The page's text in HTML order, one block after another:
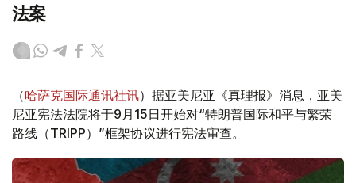
法案
（哈萨克国际通讯社讯）据亚美尼亚《真理报》消息，亚美
尼亚宪法法院将于9月15日开始对“特朗普国际和平与繁荣
路线（TRIPP）”框架协议进行宪法审查。